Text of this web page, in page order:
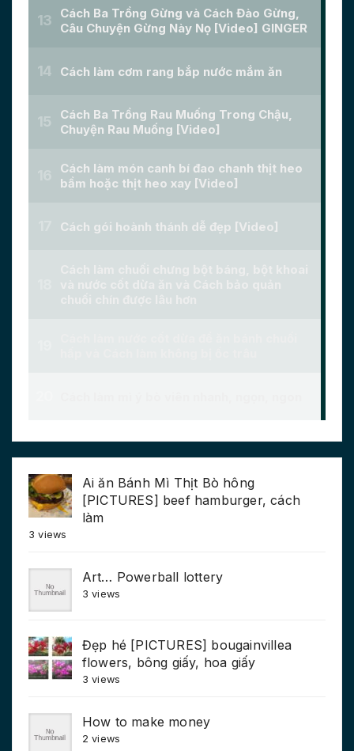
Ai ăn Bánh Mì Thịt Bò hông
[PICTURES] beef hamburger, cách
làm
3 views
Art… Powerball lottery
3 views
Đẹp hé [PICTURES] bougainvillea
flowers, bông giấy, hoa giấy
3 views
How to make money
2 views